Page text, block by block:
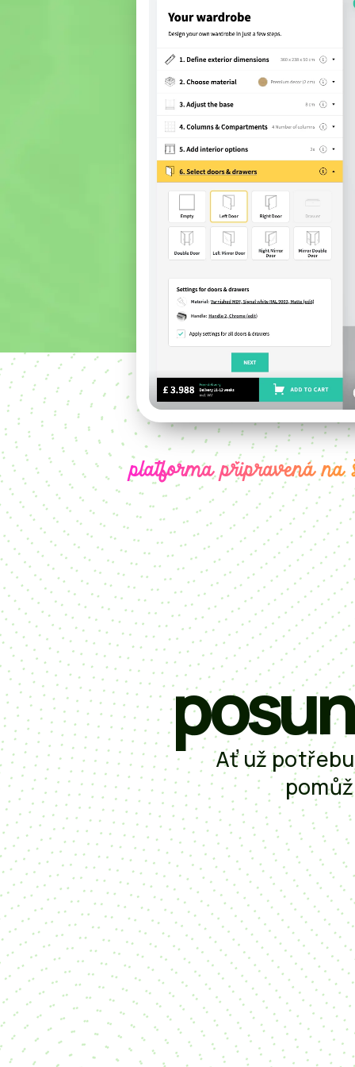
platforma připravená na
Ať už